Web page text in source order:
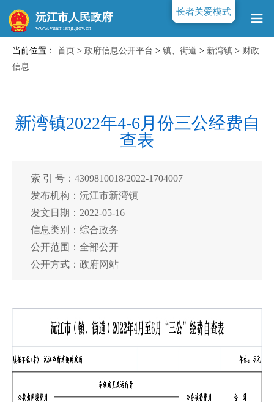
沅江市人民政府
当前位置： 首页 > 政府信息公开平台 > 镇、街道 > 新湾镇 > 财政
信息
新湾镇2022年4-6月份三公经费自
查表
索 引 号：4309810018/2022-1704007
发布机构：沅江市新湾镇
发文日期：2022-05-16
信息类别：综合政务
公开范围：全部公开
公开方式：政府网站
长者关爱模式